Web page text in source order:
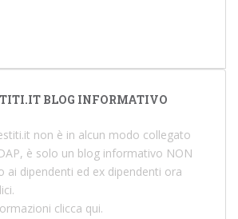
BLOG INFORMATIVO
non è in alcun modo collegato
è solo un blog informativo NON
ai dipendenti ed ex dipendenti ora
clicca qui.